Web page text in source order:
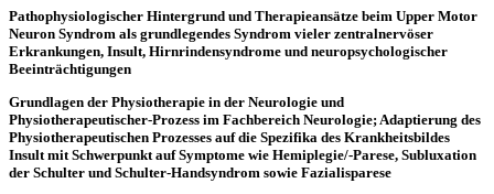
Pathophysiologischer Hintergrund und Therapieansätze beim Upper Motor
Neuron Syndrom als grundlegendes Syndrom vieler zentralnervöser
Erkrankungen, Insult, Hirnrindensyndrome und neuropsychologischer
Beeinträchtigungen
Grundlagen der Physiotherapie in der Neurologie und
Physiotherapeutischer-Prozess im Fachbereich Neurologie; Adaptierung des
Physiotherapeutischen Prozesses auf die Spezifika des Krankheitsbildes
Insult mit Schwerpunkt auf Symptome wie Hemiplegie/-Parese, Subluxation
der Schulter und Schulter-Handsyndrom sowie Fazialisparese